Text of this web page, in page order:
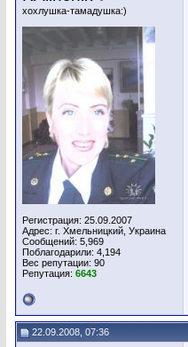
хохлушка-тамадушка:)
Регистрация: 25.09.2007
Адрес: г. Хмельницкий, Украина
Сообщений: 5,969
Поблагодарили: 4,194
Вес репутации: 90
Репутация: 6643
22.09.2008, 07:36